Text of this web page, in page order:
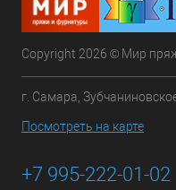
Copyright 2026 © Мир
г. Самара,
Посмотреть на карте
+7 995-222-01-02